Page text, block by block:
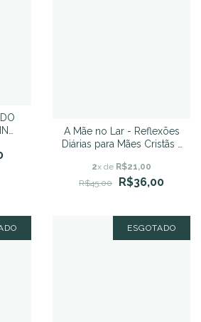
A Mãe no Lar - Reflexões
Diárias para Mães Cristãs -
2x de R$21,00
R$45,00
R$36,00
ESGOTADO